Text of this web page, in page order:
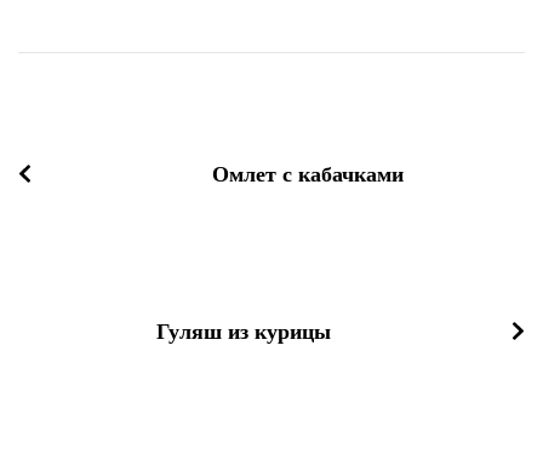
записям
Омлет с кабачками
Гуляш из курицы